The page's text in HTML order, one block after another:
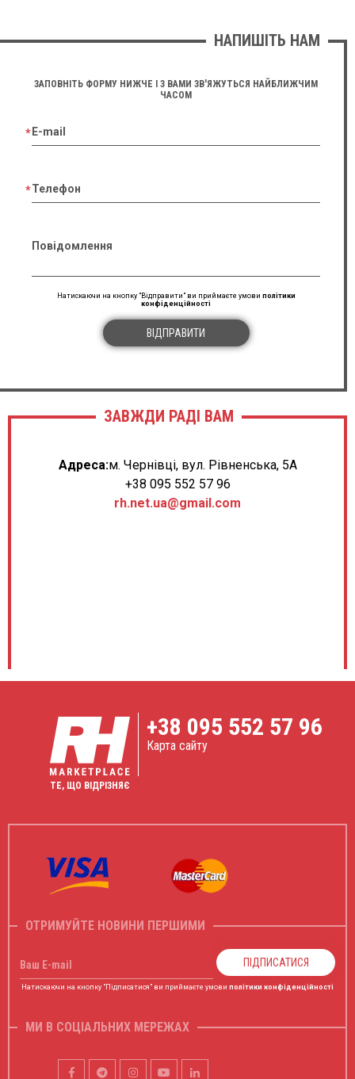
НАПИШІТЬ НАМ
ЗАПОВНІТЬ ФОРМУ НИЖЧЕ І З ВАМИ ЗВ'ЯЖУТЬСЯ НАЙБЛИЖЧИМ
ЧАСОМ
E-mail
Телефон
Повідомлення
Натискаючи на кнопку "Відправити" ви приймаєте умови політики
конфіденційності
ВІДПРАВИТИ
ЗАВЖДИ РАДІ ВАМ
Адреса:м. Чернівці, вул. Рівненська, 5А
+38 095 552 57 96
rh.net.ua@gmail.com
ТЕ, ЩО ВІДРІЗНЯЄ
+38 095 552 57 96
Карта сайту
ОТРИМУЙТЕ НОВИНИ ПЕРШИМИ
Ваш E-mail ПІДПИСАТИСЯ
Натискаючи на кнопку "Підписатися" ви приймаєте умови політики конфіденційності
МИ В СОЦІАЛЬНИХ МЕРЕЖАХ